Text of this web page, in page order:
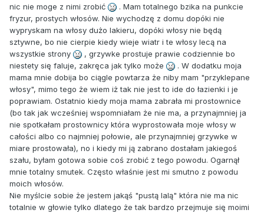
nic nie moge z nimi zrobić
. Mam totalnego bzika na punkcie
fryzur, prostych włosów. Nie wychodzę z domu dopóki nie
wypryskam na włosy dużo lakieru, dopóki włosy nie będą
sztywne, bo nie cierpie kiedy wieje wiatr i te włosy lecą na
wszystkie strony
, grzywke prostuje prawie codziennie bo
niestety się faluje, zakręca jak tylko może
. W dodatku moja
mama mnie dobija bo ciągle powtarza że niby mam "przyklepane
włosy", mimo tego że wiem iż tak nie jest to ide do łazienki i je
poprawiam. Ostatnio kiedy moja mama zabrała mi prostownice
(bo tak jak wcześniej wspomniałam że nie ma, a przynajmniej ja
nie spotkałam prostownicy która wyprostowała moje włosy w
całości albo co najmniej połowie, ale przynajmniej grzywke w
miare prostowała), no i kiedy mi ją zabrano dostałam jakiegoś
szału, byłam gotowa sobie coś zrobić z tego powodu. Ogarnął
mnie totalny smutek. Często właśnie jest mi smutno z powodu
moich włosów.
Nie myślcie sobie że jestem jakąś "pustą lalą" która nie ma nic
totalnie w głowie tylko dlatego że tak bardzo przejmuje się moimi